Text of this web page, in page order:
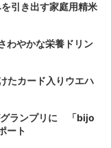
引き出す家庭用精米
わやかな栄養ドリン
たカード入りウエハ
グランプリに 「bijo
ート